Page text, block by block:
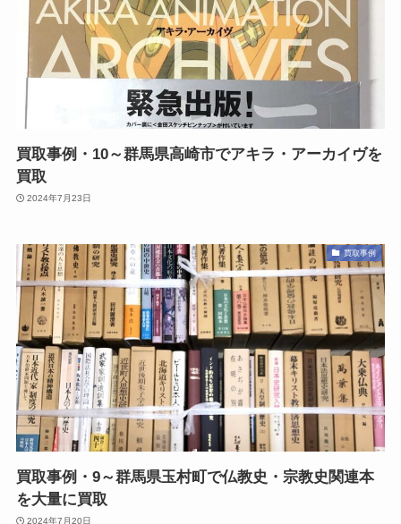
買取事例・10～群馬県高崎市でアキラ・アーカイヴを
買取
2024年7月23日
買取事例
買取事例・9～群馬県玉村町で仏教史・宗教史関連本
を大量に買取
2024年7月20日